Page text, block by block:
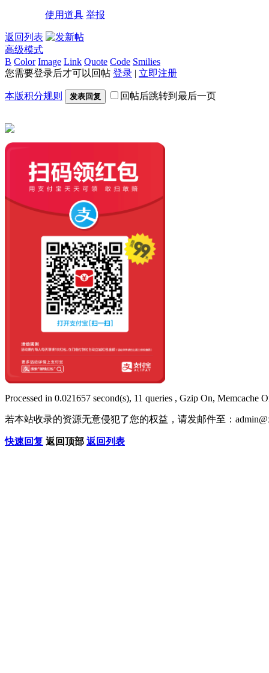
使用道具 举报
返回列表
高级模式
B Color Image Link Quote Code Smilies
您需要登录后才可以回帖 登录 | 立即注册
本版积分规则 发表回复 回帖后跳转到最后一页
Processed in 0.021657 second(s), 11 queries , Gzip On, Memcache
若本站收录的资源无意侵犯了您的权益，请发邮件至：
快速回复 返回顶部 返回列表